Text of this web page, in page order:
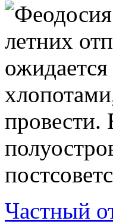
летних
провести.
Частный